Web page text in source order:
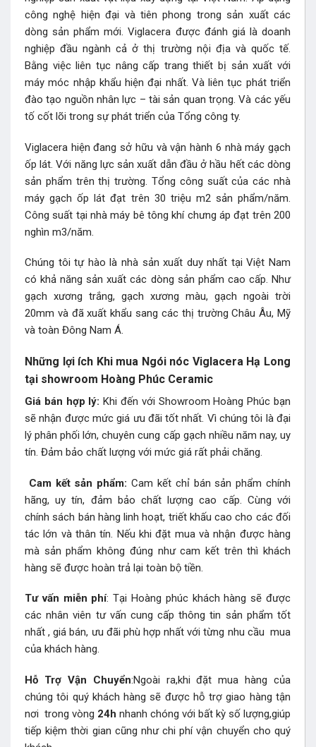
công nghệ hiện đại và tiên phong trong sản xuất các
dòng sản phẩm mới. Viglacera được đánh giá là doanh
nghiệp đầu ngành cả ở thị trường nội địa và quốc tế.
Bằng việc liên tục nâng cấp trang thiết bị sản xuất với
máy móc nhập khẩu hiện đại nhất. Và liên tục phát triển
đào tạo nguồn nhân lực – tài sản quan trọng. Và các yếu
tố cốt lõi trong sự phát triển của Tổng công ty.
Viglacera hiện đang sở hữu và vận hành 6 nhà máy gạch
ốp lát. Với năng lực sản xuất dẫn đầu ở hầu hết các dòng
sản phẩm trên thị trường. Tổng công suất của các nhà
máy gạch ốp lát đạt trên 30 triệu m2 sản phẩm/năm.
Công suất tại nhà máy bê tông khí chưng áp đạt trên 200
nghìn m3/năm.
Chúng tôi tự hào là nhà sản xuất duy nhất tại Việt Nam
có khả năng sản xuất các dòng sản phẩm cao cấp. Như
gạch xương trắng, gạch xương màu, gạch ngoài trời
20mm và đã xuất khẩu sang các thị trường Châu Âu, Mỹ
và toàn Đông Nam Á.
Những lợi ích Khi mua Ngói nóc Viglacera Hạ Long
tại showroom Hoàng Phúc Ceramic
Giá bán hợp lý: Khi đến với Showroom Hoàng Phúc bạn
sẽ nhận được mức giá ưu đãi tốt nhất. Vì chúng tôi là đại
lý phân phối lớn, chuyên cung cấp gạch nhiều năm nay, uy
tín. Đảm bảo chất lượng với mức giá rất phải chăng.
Cam kết sản phẩm: Cam kết chỉ bán sản phẩm chính
hãng, uy tín, đảm bảo chất lượng cao cấp. Cùng với
chính sách bán hàng linh hoạt, triết khấu cao cho các đối
tác lớn và thân tín. Nếu khi đặt mua và nhận được hàng
mà sản phẩm không đúng như cam kết trên thì khách
hàng sẽ được hoàn trả lại toàn bộ tiền.
Tư vấn miễn phí: Tại Hoàng phúc khách hàng sẽ được
các nhân viên tư vấn cung cấp thông tin sản phẩm tốt
nhất , giá bán, ưu đãi phù hợp nhất với từng nhu cầu mua
của khách hàng.
Hỗ Trợ Vận Chuyển:Ngoài ra,khi đặt mua hàng của
chúng tôi quý khách hàng sẽ được hỗ trợ giao hàng tận
nơi trong vòng 24h nhanh chóng với bất kỳ số lượng,giúp
tiếp kiệm thời gian cũng như chi phí vận chuyển cho quý